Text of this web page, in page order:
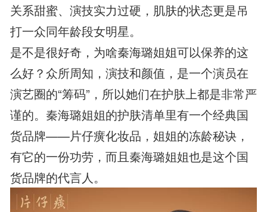
关系甜蜜、演技实力过硬，肌肤的状态更是吊
打一众同年龄段女明星。
是不是很好奇，为啥秦海璐姐姐可以保养的这
么好？众所周知，演技和颜值，是一个演员在
演艺圈的“筹码”，所以她们在护肤上都是非常严
谨的。秦海璐姐姐的护肤清单里有一个经典国
货品牌——片仔癀化妆品，姐姐的冻龄秘诀，
有它的一份功劳，而且秦海璐姐姐也是这个国
货品牌的代言人。